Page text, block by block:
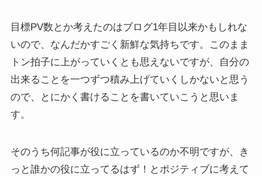
目標PV数とか考えたのはブログ1年目以来かもしれな
いので、なんだかすごく新鮮な気持ちです。このまま
トン拍子に上がっていくとも思えないですが、自分の
出来ることを一つずつ積み上げていくしかないと思う
ので、とにかく書けることを書いていこうと思いま
す。
そのうち何記事が役に立っているのか不明ですが、き
っと誰かの役に立ってるはず！とポジティブに考えて